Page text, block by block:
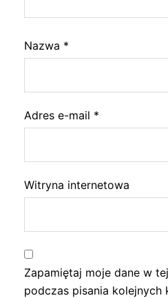
Nazwa *
Adres e-mail *
Witryna internetowa
Zapamiętaj moje dane w
podczas pisania kolejnych